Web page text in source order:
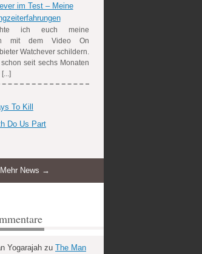
im Test – Meine
ich euch meine
mit dem Video On
Watchever schildern.
seit sechs Monaten
To Kill
Do Us Part
Mehr News →
Yogarajah zu The Man